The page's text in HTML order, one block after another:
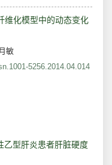
维化模型中的动态变化
敏
5256.2014.04.014
乙型肝炎患者肝脏硬度